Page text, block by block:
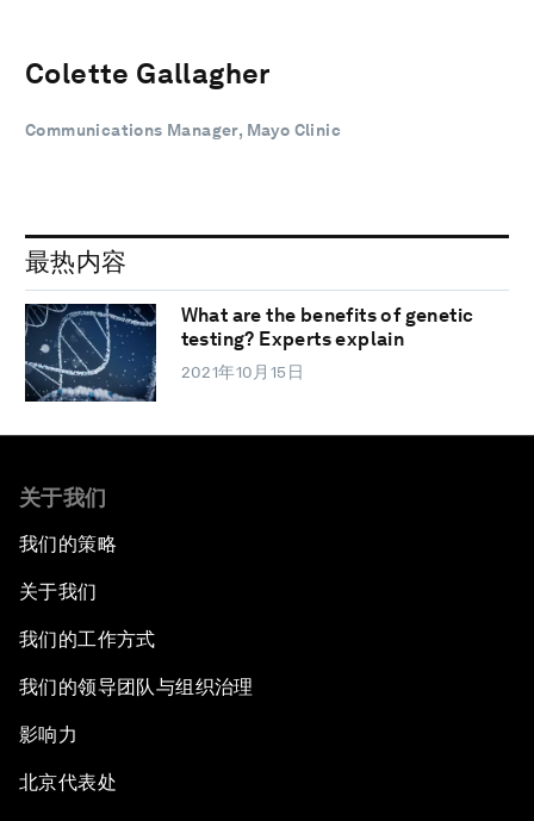
Colette Gallagher
Communications Manager, Mayo Clinic
最热内容
What are the benefits of genetic
testing? Experts explain
2021年10月15日
关于我们
我们的策略
关于我们
我们的工作方式
我们的领导团队与组织治理
影响力
北京代表处